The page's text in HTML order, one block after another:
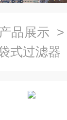
产品展示
式过滤器